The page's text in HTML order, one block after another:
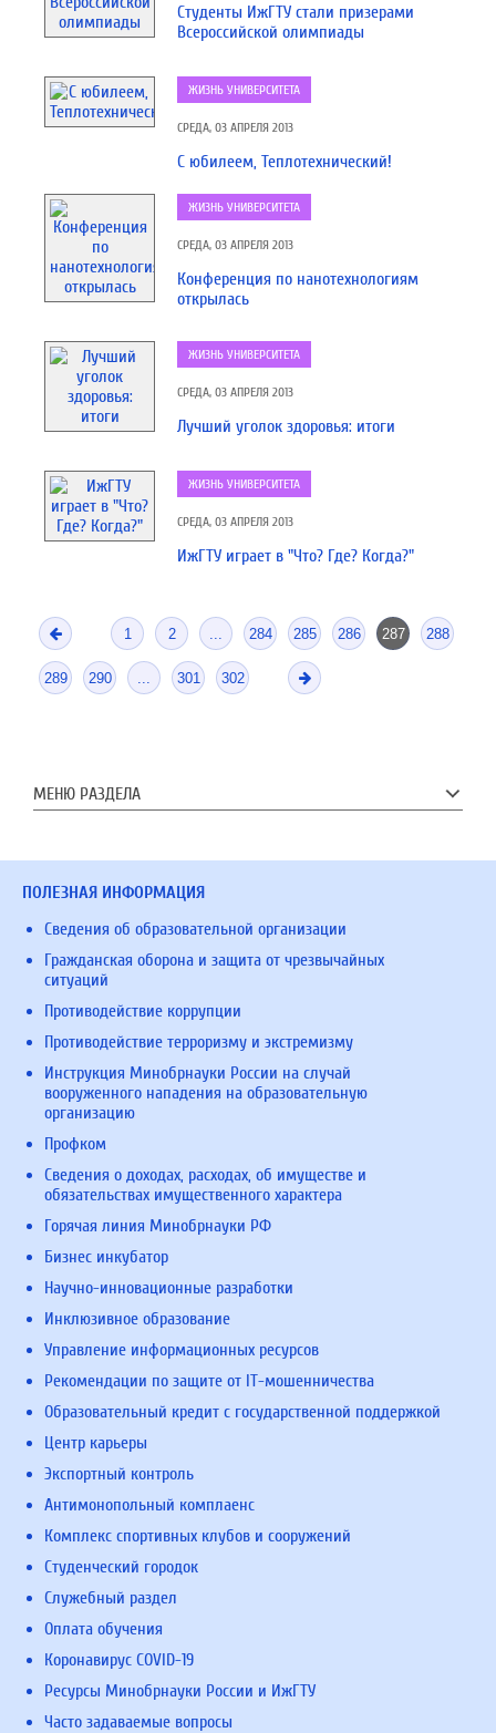
Студенты ИжГТУ стали призерами
Всероссийской олимпиады
ЖИЗНЬ УНИВЕРСИТЕТА
СРЕДА, 03 АПРЕЛЯ 2013
С юбилеем, Теплотехнический!
ЖИЗНЬ УНИВЕРСИТЕТА
СРЕДА, 03 АПРЕЛЯ 2013
Конференция по нанотехнологиям
открылась
ЖИЗНЬ УНИВЕРСИТЕТА
СРЕДА, 03 АПРЕЛЯ 2013
Лучший уголок здоровья: итоги
ЖИЗНЬ УНИВЕРСИТЕТА
СРЕДА, 03 АПРЕЛЯ 2013
ИжГТУ играет в "Что? Где? Когда?"
1 2 284 285 286 287 288
289 290 301 302
МЕНЮ РАЗДЕЛА
ПОЛЕЗНАЯ ИНФОРМАЦИЯ
Сведения об образовательной организации
Гражданская оборона и защита от чрезвычайных
ситуаций
Противодействие коррупции
Противодействие терроризму и экстремизму
Инструкция Минобрнауки России на случай
вооруженного нападения на образовательную
организацию
Профком
Сведения о доходах, расходах, об имуществе и
обязательствах имущественного характера
Горячая линия Минобрнауки РФ
Бизнес инкубатор
Научно-инновационные разработки
Инклюзивное образование
Управление информационных ресурсов
Рекомендации по защите от IT-мошенничества
Образовательный кредит с государственной поддержкой
Центр карьеры
Экспортный контроль
Антимонопольный комплаенс
Комплекс спортивных клубов и сооружений
Студенческий городок
Служебный раздел
Оплата обучения
Коронавирус COVID-19
Ресурсы Минобрнауки России и ИжГТУ
Часто задаваемые вопросы